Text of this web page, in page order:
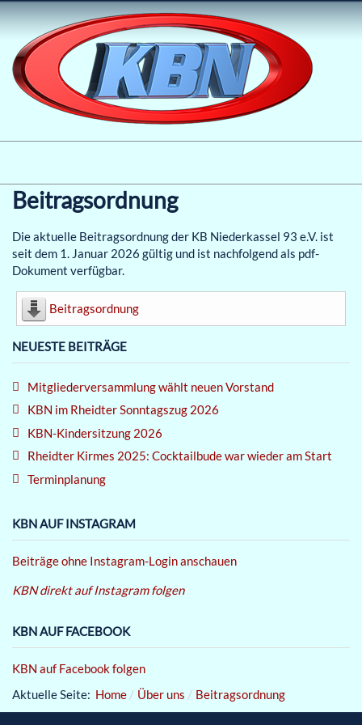
Beitragsordnung
Die aktuelle Beitragsordnung der KB Niederkassel 93 e.V. ist
seit dem 1. Januar 2026 gültig und ist nachfolgend als pdf-
Dokument verfügbar.
Beitragsordnung
NEUESTE BEITRÄGE
Mitgliederversammlung wählt neuen Vorstand
KBN im Rheidter Sonntagszug 2026
KBN-Kindersitzung 2026
Rheidter Kirmes 2025: Cocktailbude war wieder am Start
Terminplanung
KBN AUF INSTAGRAM
Beiträge ohne Instagram-Login anschauen
KBN direkt auf Instagram folgen
KBN AUF FACEBOOK
KBN auf Facebook folgen
Aktuelle Seite: Home Über uns Beitragsordnung